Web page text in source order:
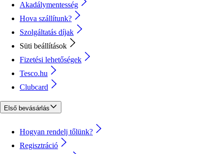
Akadálymentesség
Hova szállítunk?
Szolgáltatás díjak
Süti beállítások
Fizetési lehetőségek
Tesco.hu
Clubcard
Első bevásárlás
Hogyan rendelj tőlünk?
Regisztráció